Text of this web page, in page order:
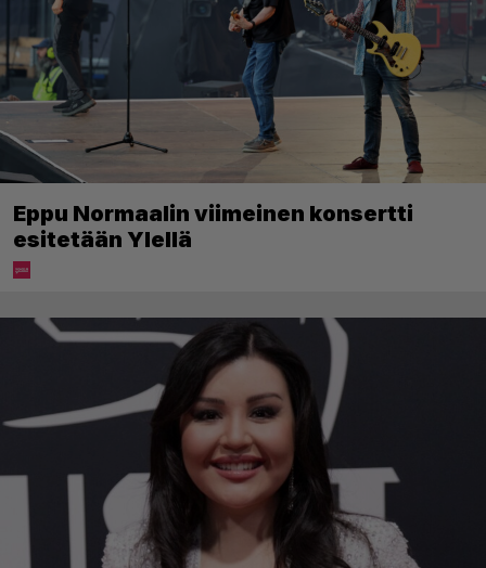
Eppu Normaalin viimeinen konsertti
esitetään Ylellä